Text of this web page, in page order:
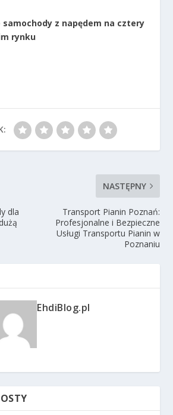
samochody z napędem na cztery
rynku
dla
NASTĘPNY
Transport Pianin Poznań:
Profesjonalne i Bezpieczne
Usługi Transportu Pianin w
Poznaniu
EhdiBlog.pl